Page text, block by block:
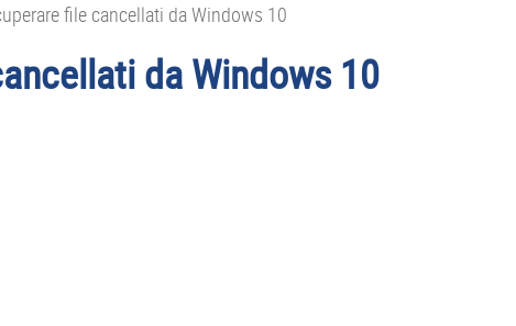
file cancellati da Windows 10
da Windows 10